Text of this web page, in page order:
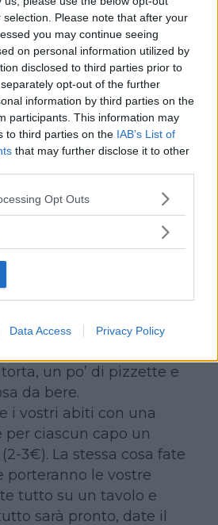
Please note that after your
you may continue seeing
on personal information utilized by
disclosed to third parties prior to
opt-out of the further
information by third parties on the
participants. This information may
to third parties on the IAB’s List of
that may further disclose it to other
app uses one or more Google
usage behaviour. You may click to
specified purposes in below Google
Opt Outs
Data Access Privacy Policy
a una decina di
un pomeriggio in cui
mercatino dell’usato
vende (al miglior
che non usa più.
a leggere dopo la pubblicità
mercatino dell’usato è
divertente. Fissate un
siete libere (per
a loro volta potranno
un po’ di pizzette e
da bere.
i vostri abiti con una
per ciascun capo un
3€). La stessa cosa fate
porteranno le vostre
tutto su un tavolo e
sarà pronto, date il